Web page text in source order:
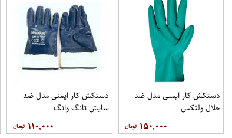
دستکش کار ایمنی مدل ضد
حلال ولتکس
۱۵۰,۰۰۰
دستکش کار ایمنی مدل ضد
سایش تانگ وانگ
۱۱۰,۰۰۰